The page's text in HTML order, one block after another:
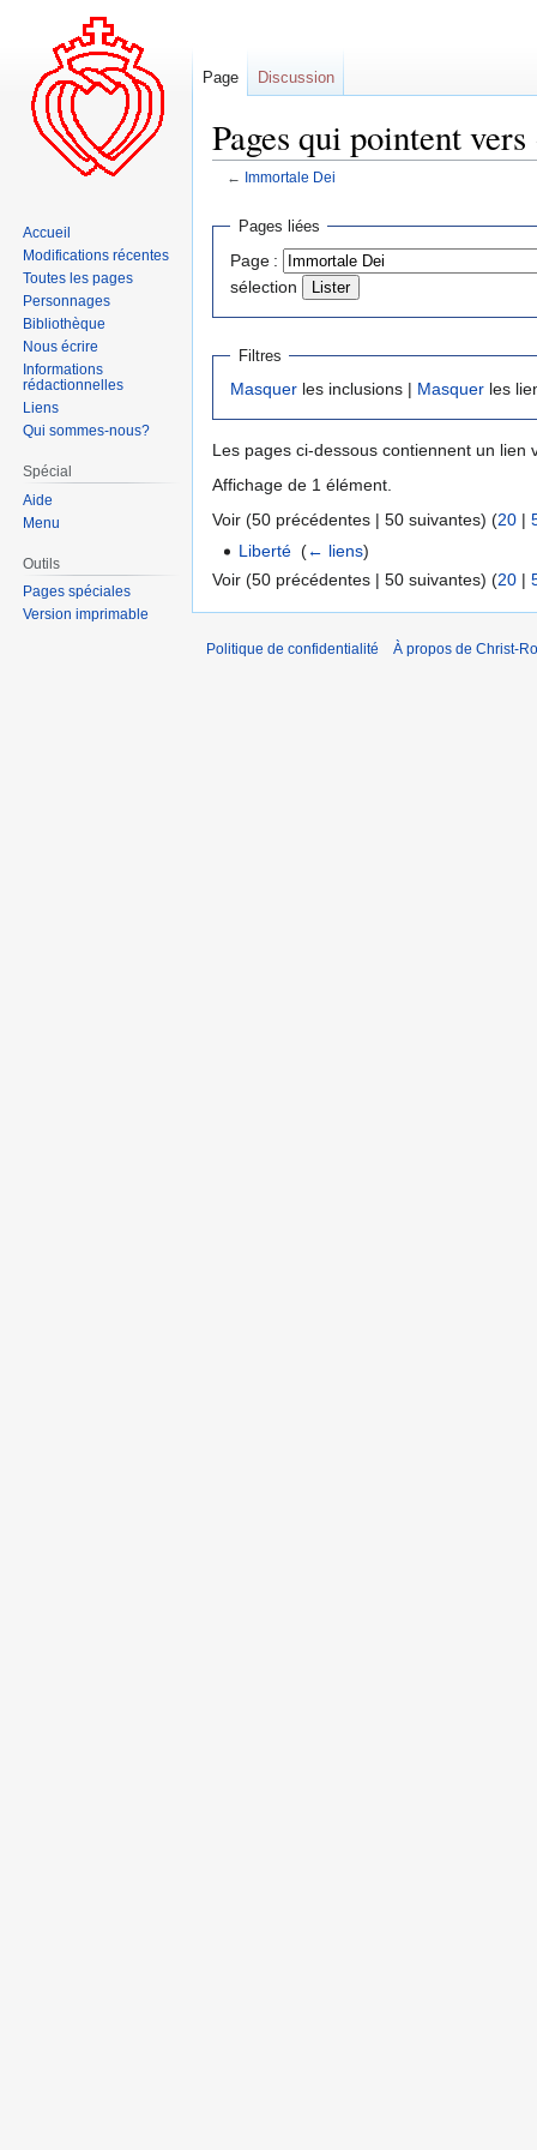
Pages qui pointent
← Immortale Dei
Aller
navigation
Aller
recherche
Pages liées
Page :
sélection
Filtres
Masquer les inclusions | Masquer les
Les pages ci-dessous contiennent un lien
Affichage de 1 élément.
Voir (50 précédentes | 50 suivantes) (20 |
Liberté ‎(← liens)
Voir (50 précédentes | 50 suivantes) (20 |
Page Discussion
Accueil
Modifications récentes
Toutes les pages
Personnages
Bibliothèque
Nous écrire
Informations
rédactionnelles
Liens
Qui sommes-nous?
Spécial
Aide
Menu
Outils
Pages spéciales
Version imprimable
Politique de confidentialité À propos de Christ-